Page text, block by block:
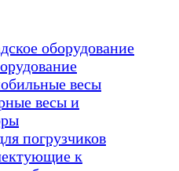
оборудование
весы
весы и
погрузчиков
к